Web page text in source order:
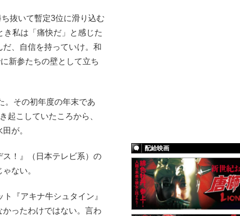
抜いて暫定3位に滑り込む
き私は「痛快だ」と感じた
、自信を持っていけ。和
新参たちの壁として立ち
。その初年度の年末であ
起こしていたころから、
が。
ス！』（日本テレビ系）の
ない。
『アキナ牛シュタイン』
ったわけではない。言わ
配給映画